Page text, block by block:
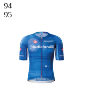
94
95